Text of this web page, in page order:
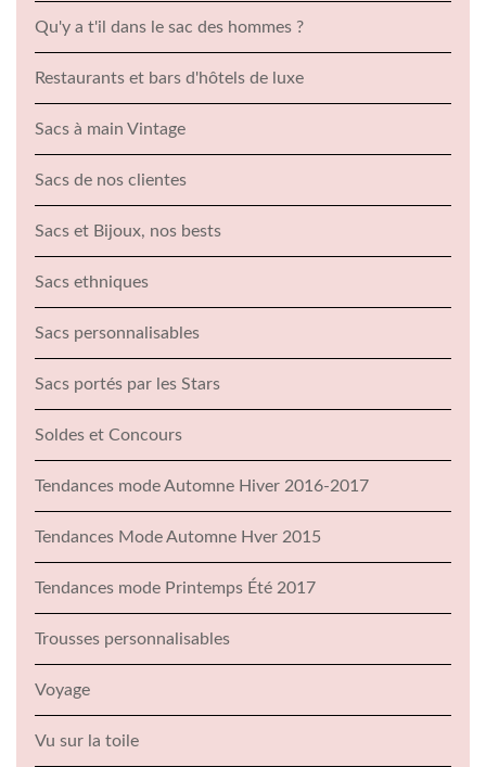
Qu'y a t'il dans le sac des hommes ?
Restaurants et bars d'hôtels de luxe
Sacs à main Vintage
Sacs de nos clientes
Sacs et Bijoux, nos bests
Sacs ethniques
Sacs personnalisables
Sacs portés par les Stars
Soldes et Concours
Tendances mode Automne Hiver 2016-2017
Tendances Mode Automne Hver 2015
Tendances mode Printemps Été 2017
Trousses personnalisables
Voyage
Vu sur la toile